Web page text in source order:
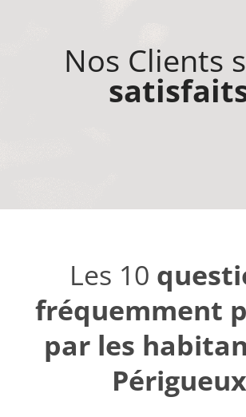
Nos Clients
Les 10
fréquemment
par les
Périgueux